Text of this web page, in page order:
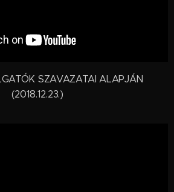
SZAVAZATAI ALAPJÁN
(2018.12.23.)